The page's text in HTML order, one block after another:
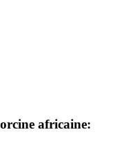
africaine: